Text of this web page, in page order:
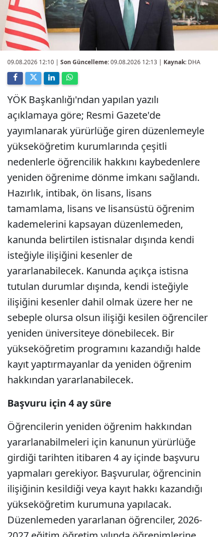
09.08.2026 12:10 | Son Güncelleme:09.08.2026 12:13 | Kaynak: DHA
YÖK Başkanlığı'ndan yapılan yazılı
açıklamaya göre; Resmi Gazete'de
yayımlanarak yürürlüğe giren düzenlemeyle
yükseköğretim kurumlarında çeşitli
nedenlerle öğrencilik hakkını kaybedenlere
yeniden öğrenime dönme imkanı sağlandı.
Hazırlık, intibak, ön lisans, lisans
tamamlama, lisans ve lisansüstü öğrenim
kademelerini kapsayan düzenlemeden,
kanunda belirtilen istisnalar dışında kendi
isteğiyle ilişiğini kesenler de
yararlanabilecek. Kanunda açıkça istisna
tutulan durumlar dışında, kendi isteğiyle
ilişiğini kesenler dahil olmak üzere her ne
sebeple olursa olsun ilişiği kesilen öğrenciler
yeniden üniversiteye dönebilecek. Bir
yükseköğretim programını kazandığı halde
kayıt yaptırmayanlar da yeniden öğrenim
hakkından yararlanabilecek.
Başvuru için 4 ay süre
Öğrencilerin yeniden öğrenim hakkından
yararlanabilmeleri için kanunun yürürlüğe
girdiği tarihten itibaren 4 ay içinde başvuru
yapmaları gerekiyor. Başvurular, öğrencinin
ilişiğinin kesildiği veya kayıt hakkı kazandığı
yükseköğretim kurumuna yapılacak.
Düzenlemeden yararlanan öğrenciler, 2026-